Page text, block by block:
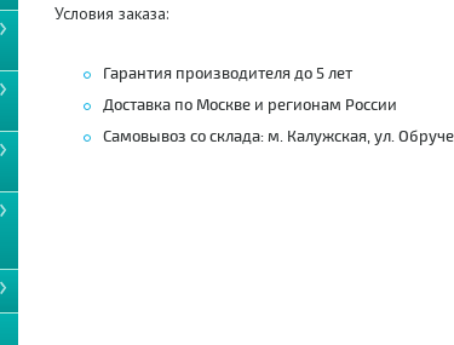
Условия заказа:
Гарантия производителя до 5 лет
Доставка по Москве и регионам России
Самовывоз со склада: м. Калужская, ул.